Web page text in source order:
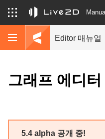
Editor 매뉴얼
그래프 에디터
5.4 alpha 공개 중!